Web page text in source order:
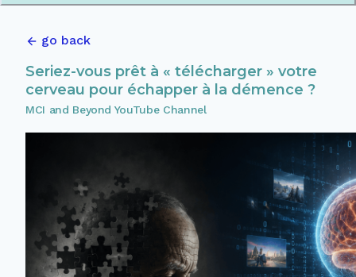
go back
Seriez-vous prêt à « télécharger » votre
cerveau pour échapper à la démence ?
MCI and Beyond YouTube Channel